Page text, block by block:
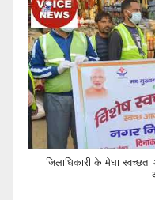
जिलाधिकारी के मेघा स्वच्छता